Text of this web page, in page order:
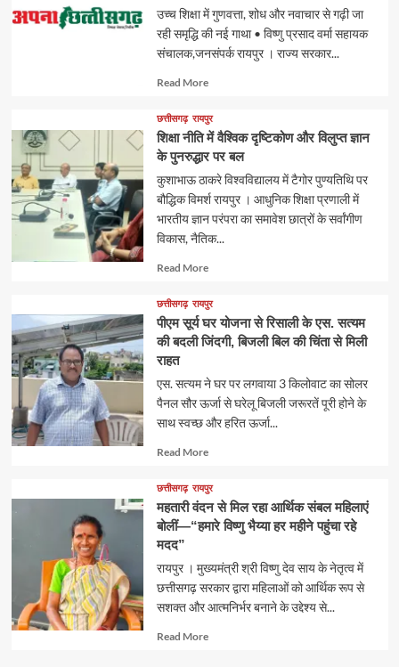
उच्च शिक्षा में गुणवत्ता, शोध और नवाचार से गढ़ी जा
रही समृद्धि की नई गाथा • विष्णु प्रसाद वर्मा सहायक
संचालक,जनसंपर्क रायपुर । राज्य सरकार...
Read MoreRead
about
छत्तीसगढ़ रायपुर
शिक्षा नीति में वैश्विक दृष्टिकोण और विलुप्त ज्ञान
के पुनरुद्धार पर बल
कुशाभाऊ ठाकरे विश्वविद्यालय में टैगोर पुण्यतिथि पर
बौद्धिक विमर्श रायपुर । आधुनिक शिक्षा प्रणाली में
भारतीय ज्ञान परंपरा का समावेश छात्रों के सर्वांगीण
विकास, नैतिक...
Read MoreRead
about
छत्तीसगढ़ रायपुर
पीएम सूर्य घर योजना से रिसाली के एस. सत्यम
की बदली जिंदगी, बिजली बिल की चिंता से मिली
राहत
एस. सत्यम ने घर पर लगवाया 3 किलोवाट का सोलर
पैनल सौर ऊर्जा से घरेलू बिजली जरूरतें पूरी होने के
साथ स्वच्छ और हरित ऊर्जा...
Read MoreRead
about
छत्तीसगढ़ रायपुर
महतारी वंदन से मिल रहा आर्थिक संबल महिलाएं
बोलीं—“हमारे विष्णु भैय्या हर महीने पहुंचा रहे
मदद”
रायपुर । मुख्यमंत्री श्री विष्णु देव साय के नेतृत्व में
छत्तीसगढ़ सरकार द्वारा महिलाओं को आर्थिक रूप से
सशक्त और आत्मनिर्भर बनाने के उद्देश्य से...
Read MoreRead